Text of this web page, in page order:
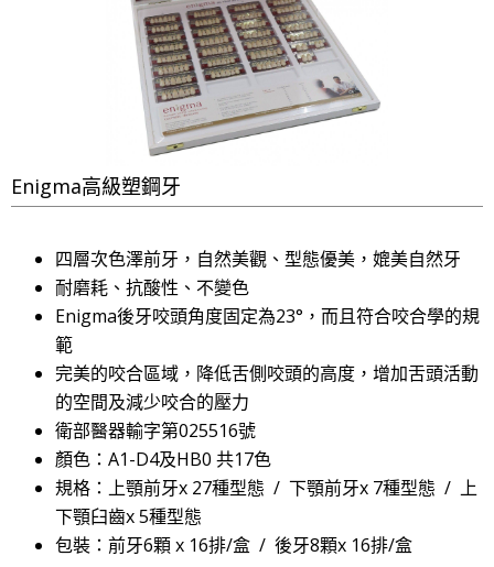
Enigma高級塑鋼牙
四層次色澤前牙，自然美觀、型態優美，媲美自然牙
耐磨耗、抗酸性、不變色
Enigma後牙咬頭角度固定為23°，而且符合咬合學的規
範
完美的咬合區域，降低舌側咬頭的高度，增加舌頭活動
的空間及減少咬合的壓力
衛部醫器輸字第025516號
顏色：A1-D4及HB0 共17色
規格：上顎前牙x 27種型態 / 下顎前牙x 7種型態 / 上
下顎臼齒x 5種型態
包裝：前牙6顆 x 16排/盒 / 後牙8顆x 16排/盒